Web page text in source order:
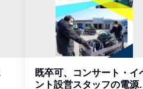
既卒可、コンサート・イ
ント設営スタッフの電源